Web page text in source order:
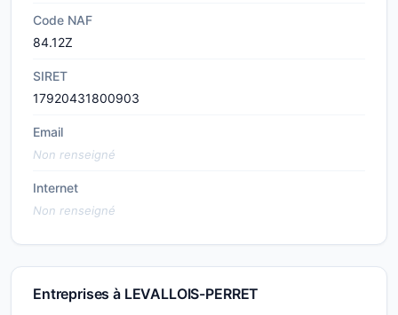
Code NAF
84.12Z
SIRET
17920431800903
Email
Non renseigné
Internet
Non renseigné
Entreprises à LEVALLOIS-PERRET